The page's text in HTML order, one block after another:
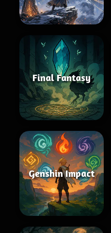
Final Fantasy
Genshin Impact